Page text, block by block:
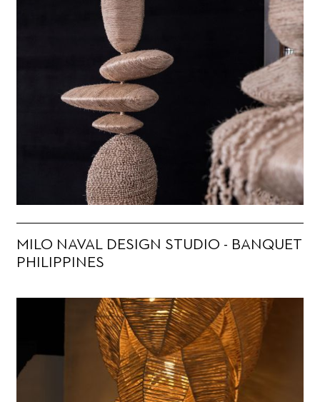
MILO NAVAL DESIGN STUDIO - BANQUET
PHILIPPINES